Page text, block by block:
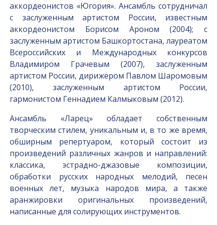
аккордеонистов «Югория». Ансамбль сотрудничал
с заслуженным артистом России, известным
аккордеонистом Борисом Ароном (2004); с
заслуженным артистом Башкортостана, лауреатом
Всероссийских и Международных конкурсов
Владимиром Грачевым (2007), заслуженным
артистом России, дирижёром Павлом Шаромовым
(2010), заслуженным артистом России,
гармонистом Геннадием Калмыковым (2012).
Ансамбль «Ларец» обладает собственным
творческим стилем, уникальным и, в то же время,
обширным репертуаром, который состоит из
произведений различных жанров и направлений:
классика, эстрадно-джазовые композиции,
обработки русских народных мелодий, песен
военных лет, музыка народов мира, а также
аранжировки оригинальных произведений,
написанные для солирующих инструментов.